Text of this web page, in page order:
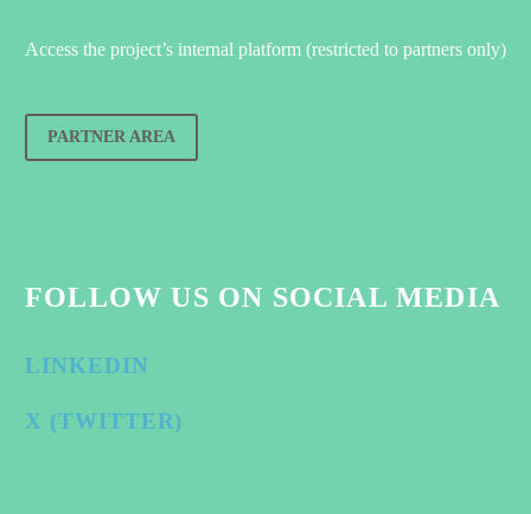
Access the project’s internal platform (restricted to partners only)
PARTNER AREA
FOLLOW US ON SOCIAL MEDIA
LINKEDIN
X (TWITTER)